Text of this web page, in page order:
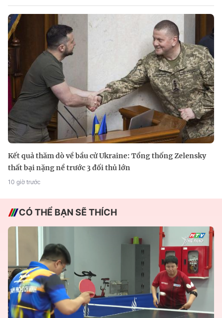
Kết quả thăm dò về bầu cử Ukraine: Tổng thống Zelensky
thất bại nặng nề trước 3 đối thủ lớn
10 giờ trước
CÓ THỂ BẠN SẼ THÍCH